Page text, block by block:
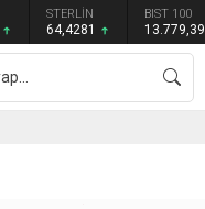
STERLİN
64,4281
BIST 100
13.779,39